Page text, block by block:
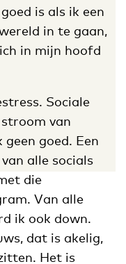
is als ik een
in te gaan,
in mijn hoofd
Sociale
van
goed. Een
alle socials
die
Van alle
ik ook down.
dat is akelig,
Het is